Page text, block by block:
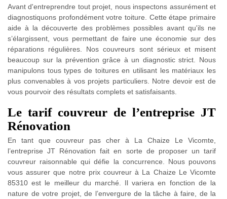
Avant d'entreprendre tout projet, nous inspectons assurément et
diagnostiquons profondément votre toiture. Cette étape primaire
aide à la découverte des problèmes possibles avant qu'ils ne
s’élargissent, vous permettant de faire une économie sur des
réparations régulières. Nos couvreurs sont sérieux et misent
beaucoup sur la prévention grâce à un diagnostic strict. Nous
manipulons tous types de toitures en utilisant les matériaux les
plus convenables à vos projets particuliers. Notre devoir est de
vous pourvoir des résultats complets et satisfaisants.
Le tarif couvreur de l’entreprise JT
Rénovation
En tant que couvreur pas cher à La Chaize Le Vicomte,
l’entreprise JT Rénovation fait en sorte de proposer un tarif
couvreur raisonnable qui défie la concurrence. Nous pouvons
vous assurer que notre prix couvreur à La Chaize Le Vicomte
85310 est le meilleur du marché. Il variera en fonction de la
nature de votre projet, de l’envergure de la tâche à faire, de la